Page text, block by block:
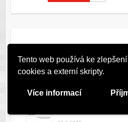
Tento web používá ke
cookies a externí skripty.
Více informací
Nejčtenější články